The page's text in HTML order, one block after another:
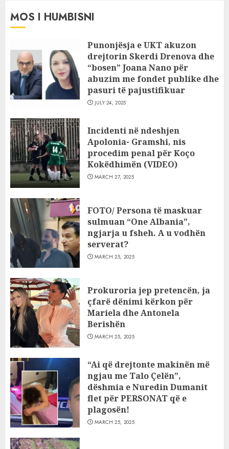
MOS I HUMBISNI
Punonjësja e UKT akuzon
drejtorin Skerdi Drenova dhe
“bosen” Joana Nano për
abuzim me fondet publike dhe
pasuri të pajustifikuar
JULY 24, 2025
Incidenti në ndeshjen
Apolonia- Gramshi, nis
procedim penal për Koço
Kokëdhimën (VIDEO)
MARCH 27, 2025
FOTO/ Persona të maskuar
sulmuan “One Albania”,
ngjarja u fsheh. A u vodhën
serverat?
MARCH 25, 2025
Prokuroria jep pretencën, ja
çfarë dënimi kërkon për
Mariela dhe Antonela
Berishën
MARCH 25, 2025
“Ai që drejtonte makinën më
ngjau me Talo Çelën”,
dëshmia e Nuredin Dumanit
flet për PERSONAT që e
plagosën!
MARCH 25, 2025